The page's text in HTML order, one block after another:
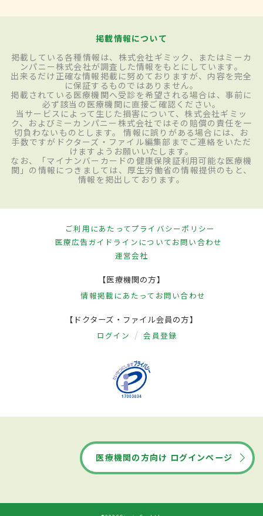
掲載情報について
掲載している各種情報は、株式会社ギミック、またはミーカ
ンパニー株式会社が調査した情報をもとにしています。
出来るだけ正確な情報掲載に努めておりますが、内容を完全
に保証するものではありません。
掲載されている医療機関へ受診を希望される場合は、事前に
必ず該当の医療機関に直接ご確認ください。
当サービスによって生じた損害について、株式会社ギミッ
ク、およびミーカンパニー株式会社ではその賠償の責任を一
切負わないものとします。 情報に誤りがある場合には、お
手数ですがドクターズ・ファイル編集部までご連絡をいただ
けますようお願いいたします。
なお、「マイナンバーカードの健康保険証利用可能な医療機
関」の情報につきましては、厚生労働省の情報提供のもと、
情報を掲出しております。
ご利用にあたってプライバシーポリシー
医療広告ガイドラインについてお問い合わせ
運営会社
【医療機関の方】
情報掲載にあたって お問い合わせ
【ドクターズ・ファイル会員の方】
ログイン 会員登録
医療機関の方向け ログインページ